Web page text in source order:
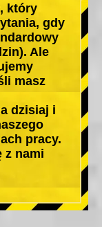
który
gdy
Ale
masz
dzisiaj i
pracy.
z nami